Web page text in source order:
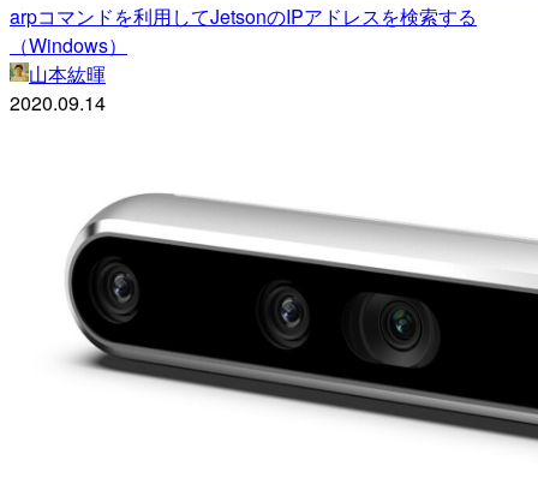
arpコマンドを利用してJetsonのIPアドレスを検索する
（Windows）
山本紘暉
2020.09.14